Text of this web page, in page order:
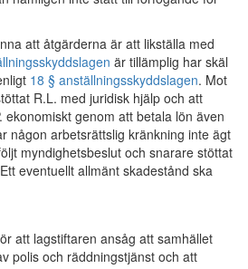
att åtgärderna är att likställa med
är tillämplig har skäl
18 § anställningsskyddslagen. Mot
R.L. med juridisk hjälp och att
ekonomiskt genom att betala lön även
någon arbetsrättslig kränkning inte ägt
myndighetsbeslut och snarare stöttat
eventuellt allmänt skadestånd ska
att lagstiftaren ansåg att samhället
polis och räddningstjänst och att